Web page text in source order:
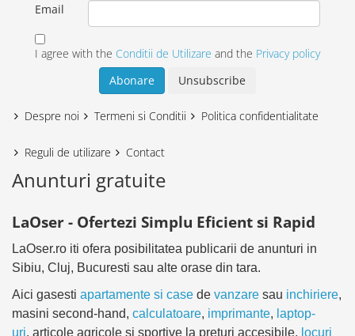
Email
I agree with the Conditii de Utilizare and the Privacy policy
Despre noi Termeni si Conditii Politica confidentialitate
Reguli de utilizare Contact
Anunturi gratuite
LaOser - Ofertezi Simplu Eficient si Rapid
LaOser.ro iti ofera posibilitatea publicarii de anunturi in
Sibiu, Cluj, Bucuresti sau alte orase din tara.
Aici gasesti apartamente si case de vanzare sau inchiriere,
masini second-hand, calculatoare, imprimante, laptop-
uri, articole agricole si sportive la preturi accesibile, locuri